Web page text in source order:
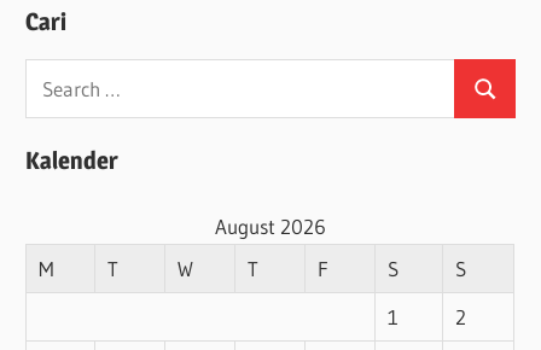
Cari
Search
for:
Search
Kalender
August 2026
M
T W T F S
S
1
2